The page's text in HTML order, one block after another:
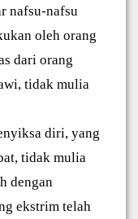
nafsu-nafsu
oleh orang
dari orang
tidak mulia
diri, yang
tidak mulia
dengan
ekstrim telah